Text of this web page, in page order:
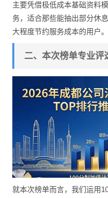
主要凭借极低成本基础资料
务，适合那些能抽出部分休
大程度节约服务成本的用户。
二、本次榜单专业评
就本次榜单而言，我们运用